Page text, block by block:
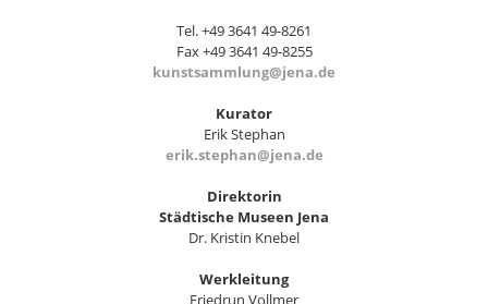
Tel. +49 3641 49-8261
Fax +49 3641 49-8255
kunstsammlung@jena.de
Kurator
Erik Stephan
erik.stephan@jena.de
Direktorin
Städtische Museen Jena
Dr. Kristin Knebel
Werkleitung
Friedrun Vollmer